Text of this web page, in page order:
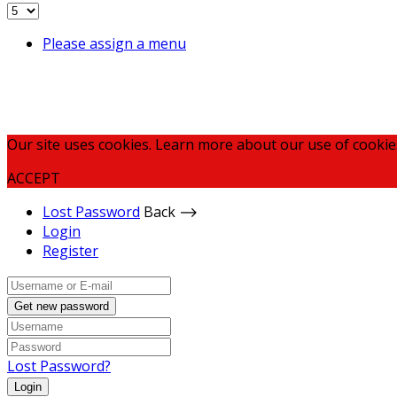
Please assign a menu
Our site uses cookies. Learn more about our use of
ACCEPT
Lost Password Back ⟶
Login
Register
Get new password
Lost Password?
Login